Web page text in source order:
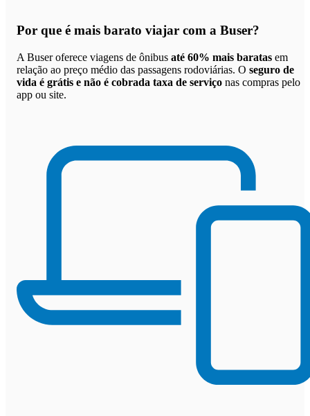
Por que é mais barato viajar com a Buser?
A Buser oferece viagens de ônibus até 60% mais baratas em
relação ao preço médio das passagens rodoviárias. O seguro de
vida é grátis e não é cobrada taxa de serviço nas compras pelo
app ou site.